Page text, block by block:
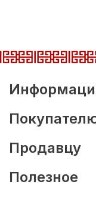
Продавцу
Полезное